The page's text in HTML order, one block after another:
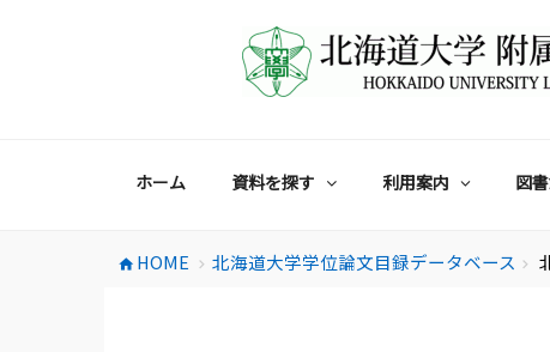
ホーム 資料を探す 利用案内 図
home HOME chevron_right 北海道大学学位論文目録データベース chevron_right